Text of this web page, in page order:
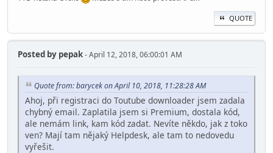
QUOTE
Posted by pepak- April 12, 2018, 06:00:01 AM
Quote from: barycek on April 10, 2018, 11:28:28 AM
Ahoj, při registraci do Toutube downloader jsem zadala
chybný email. Zaplatila jsem si Premium, dostala kód,
ale nemám link, kam kód zadat. Nevíte někdo, jak z toko
ven? Mají tam nějaký Helpdesk, ale tam to nedovedu
vyřešit.